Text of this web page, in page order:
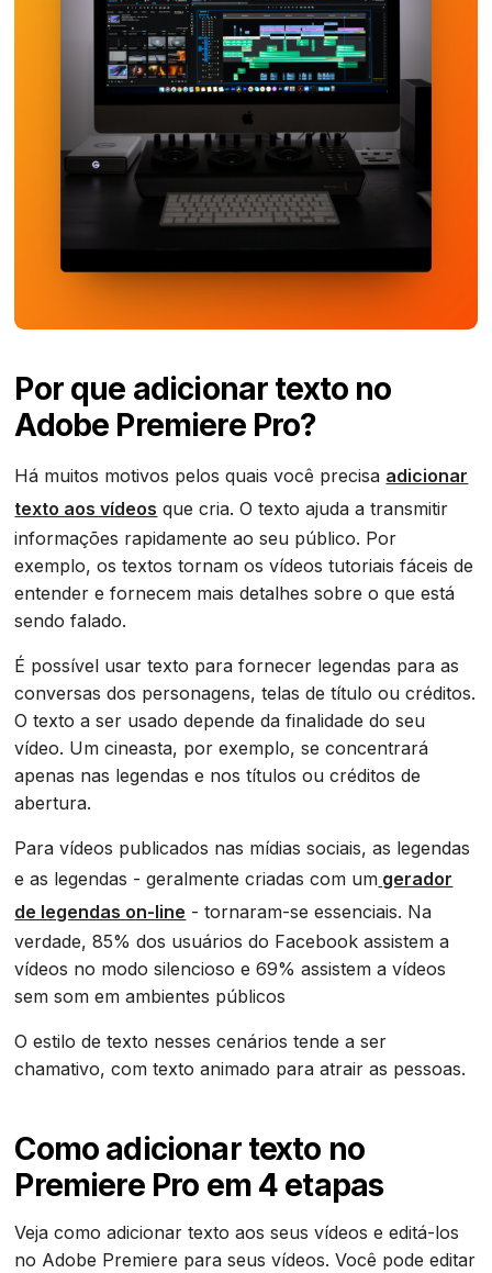
Por que adicionar texto no
Adobe Premiere Pro?
Há muitos motivos pelos quais você precisa adicionar
texto aos vídeos que cria. O texto ajuda a transmitir
informações rapidamente ao seu público. Por
exemplo, os textos tornam os vídeos tutoriais fáceis de
entender e fornecem mais detalhes sobre o que está
sendo falado.
É possível usar texto para fornecer legendas para as
conversas dos personagens, telas de título ou créditos.
O texto a ser usado depende da finalidade do seu
vídeo. Um cineasta, por exemplo, se concentrará
apenas nas legendas e nos títulos ou créditos de
abertura.
Para vídeos publicados nas mídias sociais, as legendas
e as legendas - geralmente criadas com um gerador
de legendas on-line - tornaram-se essenciais. Na
verdade, 85% dos usuários do Facebook assistem a
vídeos no modo silencioso e 69% assistem a vídeos
sem som em ambientes públicos
O estilo de texto nesses cenários tende a ser
chamativo, com texto animado para atrair as pessoas.
Como adicionar texto no
Premiere Pro em 4 etapas
Veja como adicionar texto aos seus vídeos e editá-los
no Adobe Premiere para seus vídeos. Você pode editar